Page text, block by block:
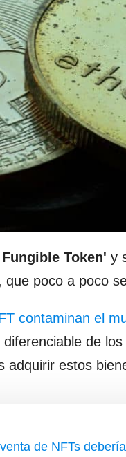
Token' y
que poco a poco
contaminan el
diferenciable de
adquirir estos
de NFTs